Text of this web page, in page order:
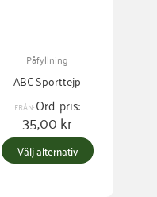
Påfyllning
ABC Sporttejp
FRÅN:Ord. pris:
35,00kr
Välj alternativ
produktsidan